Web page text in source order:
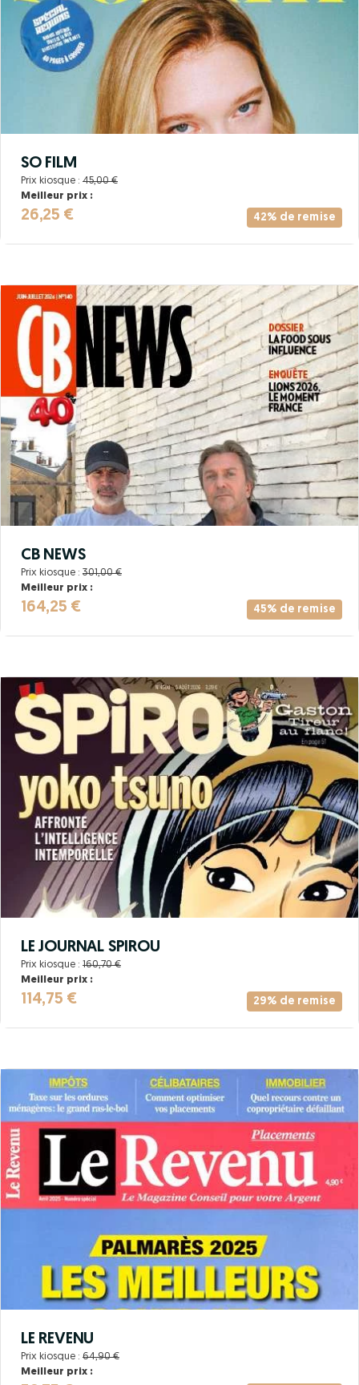
42% de remise
SO FILM
Prix kiosque : 45,00 €
Meilleur prix :
26,25 €
45% de remise
CB NEWS
Prix kiosque : 301,00 €
Meilleur prix :
164,25 €
29% de remise
LE JOURNAL SPIROU
Prix kiosque : 160,70 €
Meilleur prix :
114,75 €
LE REVENU
Prix kiosque : 64,90 €
Meilleur prix :